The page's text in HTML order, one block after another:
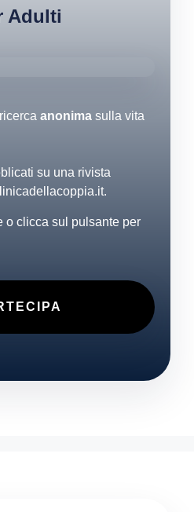
Adulti
anonima sulla vita
su una rivista
o clicca sul pulsante per